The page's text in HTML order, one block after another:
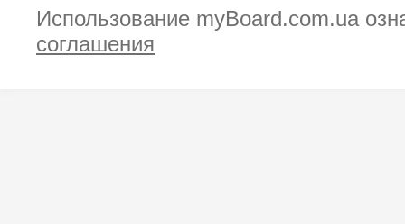
Использование myBoard.com.ua
соглашения